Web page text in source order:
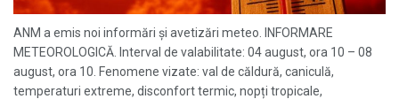
ANM a emis noi informări și avetizări meteo. INFORMARE
METEOROLOGICĂ. Interval de valabilitate: 04 august, ora 10 – 08
august, ora 10. Fenomene vizate: val de căldură, caniculă,
temperaturi extreme, disconfort termic, nopți tropicale,